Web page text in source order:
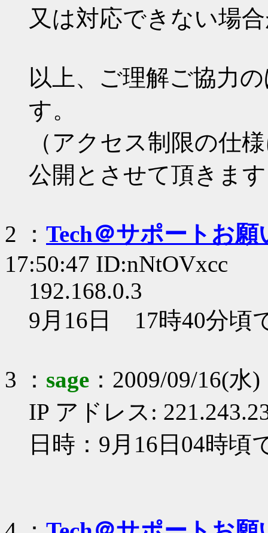
又は対応できない場
以上、ご理解ご協力
す。
（アクセス制限の仕
公開とさせて頂きま
2 ： Tech＠サポートお
17:50:47 ID:nNtOVxcc
192.168.0.3
9月16日 17時40分頃
3 ： sage ：2009/09/16(
IP アドレス:
日時：9月16日04時頃